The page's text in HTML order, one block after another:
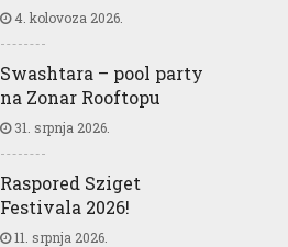
4. kolovoza 2026.
Swashtara – pool party
na Zonar Rooftopu
31. srpnja 2026.
Raspored Sziget
Festivala 2026!
11. srpnja 2026.